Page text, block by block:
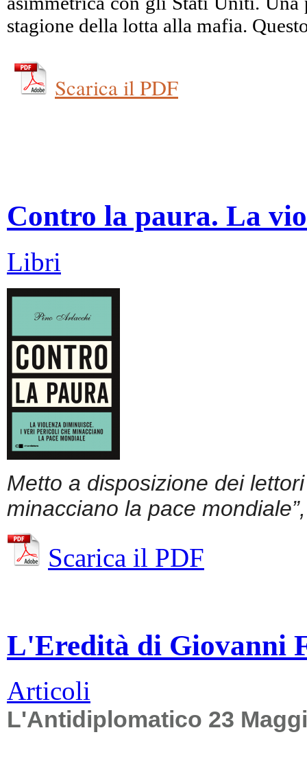
stagione della lotta alla mafia.
Scarica il PDF
Contro la paura. La
Libri
Metto a disposizione dei
minacciano la pace
Scarica il PDF
L'Eredità di Giovanni
Articoli
L'Antidiplomatico 23